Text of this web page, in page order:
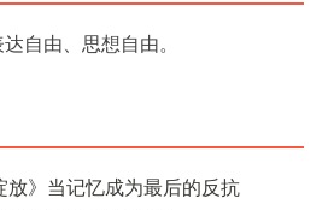
自由、思想自由。
放》当记忆成为最后的反抗